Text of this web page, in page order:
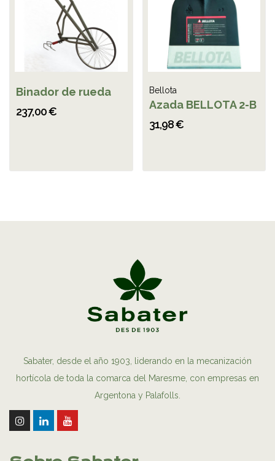
Binador de rueda
237,00 €
Bellota
Azada BELLOTA 2-B
31,98 €
Sabater, desde el año 1903, liderando en la mecanización
hortícola de toda la comarca del Maresme, con empresas en
Argentona y Palafolls.